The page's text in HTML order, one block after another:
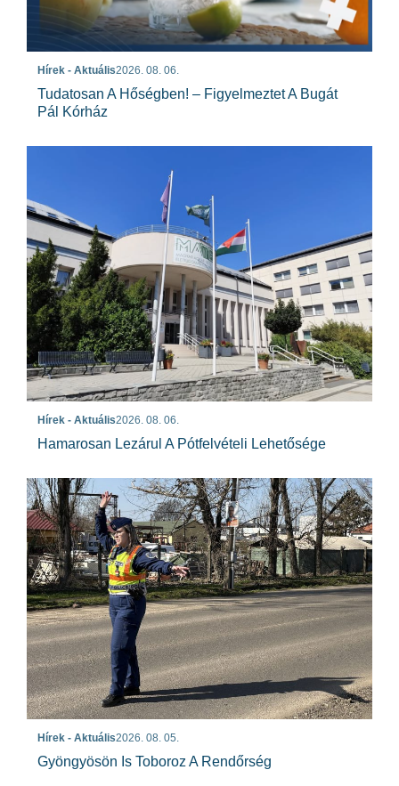
Hírek - Aktuális2026. 08. 06.
Tudatosan A Hőségben! – Figyelmeztet A Bugát
Pál Kórház
Hírek - Aktuális2026. 08. 06.
Hamarosan Lezárul A Pótfelvételi Lehetősége
Hírek - Aktuális2026. 08. 05.
Gyöngyösön Is Toboroz A Rendőrség